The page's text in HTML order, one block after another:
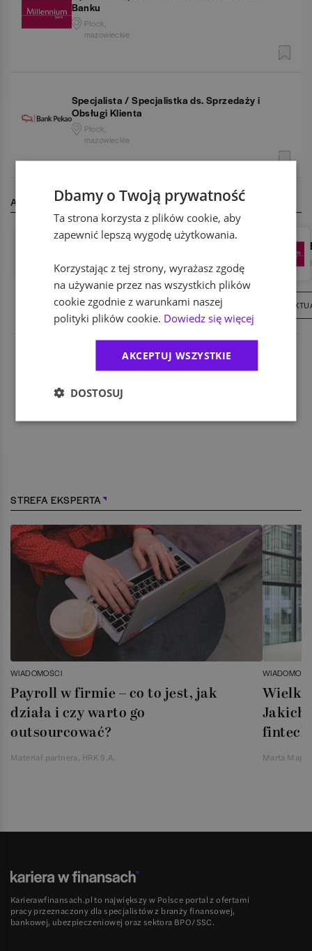
Banku
Płock,
mazowieckie
Specjalista / Specjalistka ds. Sprzedaży i
Obsługi Klienta
Płock,
mazowieckie
AKTUALNIE REKRUTUJĄ
IT / Technologia ,
AKTUALNYCH OFERT
STREFA EKSPERTA
WIADOMOŚCI
Payroll w firmie – co to jest, jak
działa i czy warto go
outsourcować?
Materiał partnera, HRK S.A.
Jakich
Marta
Karierawfinansach.pl to największy w Polsce portal z ofertami
pracy przeznaczony dla specjalistów z branży finansowej,
bankowej, ubezpieczeniowej oraz sektora BPO/SSC.
Dbamy o Twoją prywatność
Ta strona korzysta z plików cookie, aby
zapewnić lepszą wygodę użytkowania.
Korzystając z tej strony, wyrażasz zgodę
na używanie przez nas wszystkich plików
cookie zgodnie z warunkami naszej
polityki plików cookie. Dowiedz się więcej
AKCEPTUJ WSZYSTKIE
DOSTOSUJ